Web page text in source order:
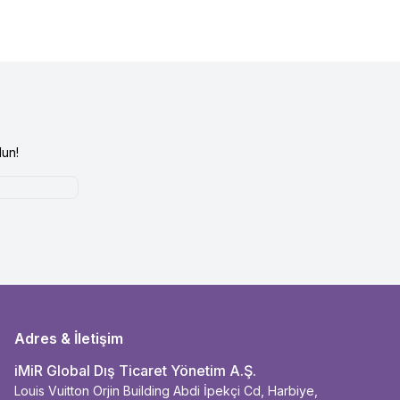
Adres & İletişim
iMiR Global Dış Ticaret Yönetim A.Ş.
Louis Vuitton Orjin Building Abdi İpekçi Cd, Harbiye,